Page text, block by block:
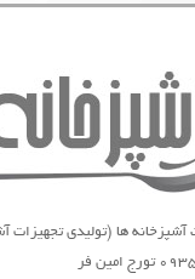
آشپزخانه ها (تولیدی تجهیزات